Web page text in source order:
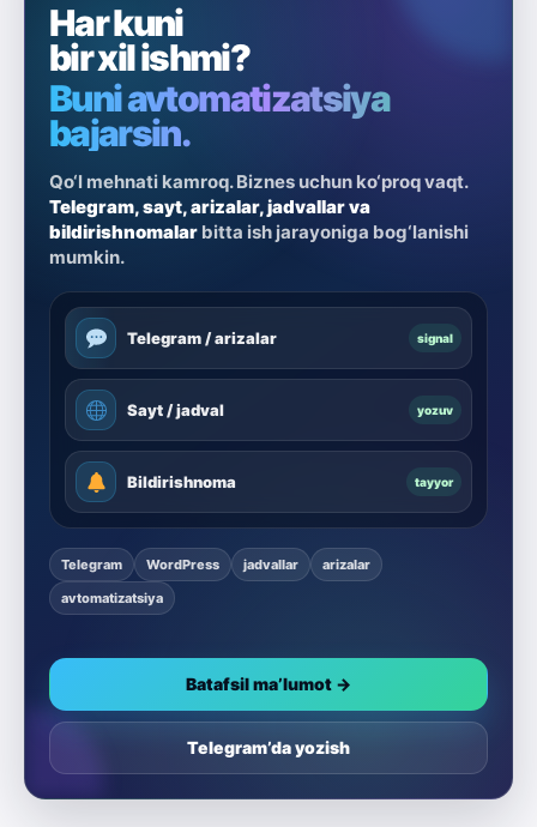
Har kuni
bir xil ishmi?
Buni avtomatizatsiya
bajarsin.
Qo‘l mehnati kamroq. Biznes uchun ko‘proq vaqt.
Telegram, sayt, arizalar, jadvallar va
bildirishnomalar bitta ish jarayoniga bog‘lanishi
mumkin.
Telegram / arizalar signal
Sayt / jadval yozuv
Bildirishnoma tayyor
Telegram WordPress jadvallar
arizalar
avtomatizatsiya
Batafsil ma’lumot →
Telegram’da yozish